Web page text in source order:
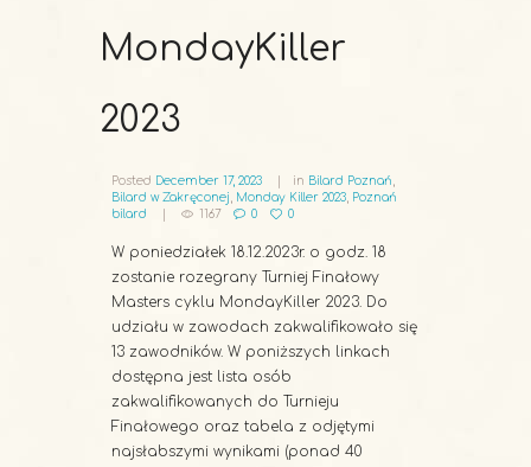
MondayKiller
2023
Posted December 17, 2023 in Bilard Poznań
Bilard w Zakręconej
Monday Killer 2023 Poznań
bilard
1167 0 0
W poniedziałek 18.12.2023r. o godz. 18
zostanie rozegrany Turniej Finałowy
Masters cyklu MondayKiller 2023. Do
udziału w zawodach zakwalifikowało się
13 zawodników. W poniższych linkach
dostępna jest lista osób
zakwalifikowanych do Turnieju
Finałowego oraz tabela z odjętymi
najsłabszymi wynikami (ponad 40